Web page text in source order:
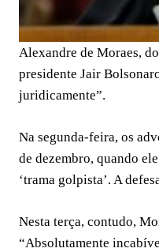
Alexandre de Moraes,
presidente Jair
juridicamente”.
Na segunda-feira, os
de dezembro, quando
‘trama golpista’. A
Nesta terça, contudo,
“Absolutamente